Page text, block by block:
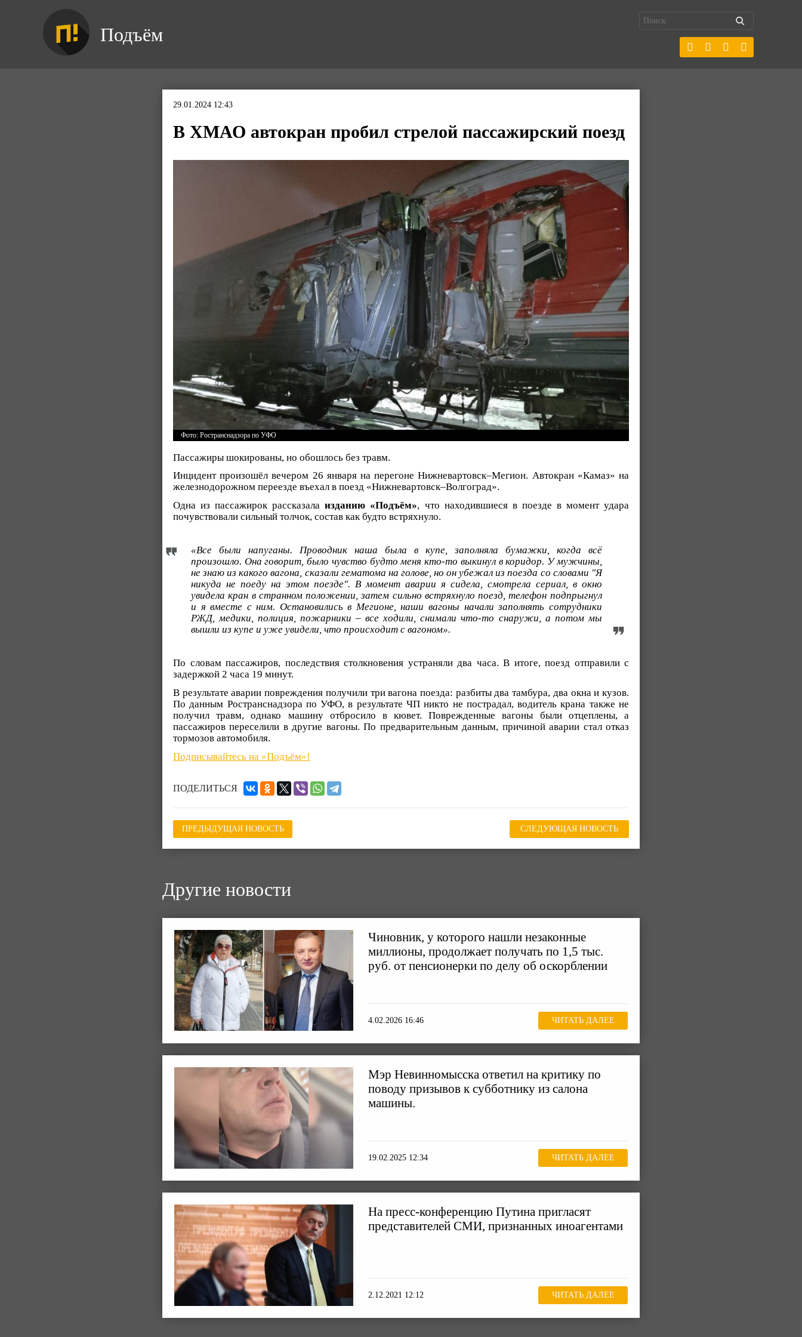
Подъём
29.01.2024 12:43
В ХМАО автокран пробил стрелой пассажирский поезд
Фото: Ространснадзора по УФО
Пассажиры шокированы, но обошлось без травм.
Инцидент произошёл вечером 26 января на перегоне Нижневартовск–Мегион. Автокран «Камаз» на
железнодорожном переезде въехал в поезд «Нижневартовск–Волгоград».
Одна из пассажирок рассказалаизданию «Подъём», что находившиеся в поезде в момент удара
почувствовали сильный толчок, состав как будто встряхнуло.
«Все были напуганы. Проводник наша была в купе, заполняла бумажки, когда всё
произошло. Она говорит, было чувство будто меня кто-то выкинул в коридор. У мужчины,
не знаю из какого вагона, сказали гематома на голове, но он убежал из поезда со словами "Я
никуда не поеду на этом поезде". В момент аварии я сидела, смотрела сериал, в окно
увидела кран в странном положении, затем сильно встряхнуло поезд, телефон подпрыгнул
и я вместе с ним. Остановились в Мегионе, наши вагоны начали заполнять сотрудники
РЖД, медики, полиция, пожарники – все ходили, снимали что-то снаружи, а потом мы
вышли из купе и уже увидели, что происходит с вагоном».
По словам пассажиров, последствия столкновения устраняли два часа. В итоге, поезд отправили с
задержкой 2 часа 19 минут.
В результате аварии повреждения получили три вагона поезда: разбиты два тамбура, два окна и кузов.
По данным Ространснадзора по УФО, в результате ЧП никто не пострадал, водитель крана также не
получил травм, однако машину отбросило в кювет. Поврежденные вагоны были отцеплены, а
пассажиров переселили в другие вагоны. По предварительным данным, причиной аварии стал отказ
тормозов автомобиля.
Подписывайтесь на «Подъём»!
ПОДЕЛИТЬСЯ
ПРЕДЫДУЩАЯ НОВОСТЬ СЛЕДУЮЩАЯ НОВОСТЬ
Другие новости
Чиновник, у которого нашли незаконные
миллионы, продолжает получать по 1,5 тыс.
руб. от пенсионерки по делу об оскорблении
4.02.2026 16:46 ЧИТАТЬ ДАЛЕЕ
Мэр Невинномысска ответил на критику по
поводу призывов к субботнику из салона
машины.
19.02.2025 12:34 ЧИТАТЬ ДАЛЕЕ
На пресс-конференцию Путина пригласят
представителей СМИ, признанных иноагентами
2.12.2021 12:12 ЧИТАТЬ ДАЛЕЕ